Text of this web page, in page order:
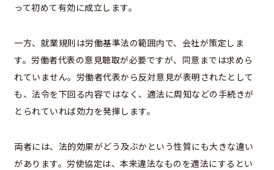
って初めて有効に成立します。
一方、就業規則は労働基準法の範囲内で、会社が策定しま
す。労働者代表の意見聴取が必要ですが、同意までは求めら
れていません。労働者代表から反対意見が表明されたとして
も、法令を下回る内容ではなく、適法に周知などの手続きが
とられていれば効力を発揮します。
両者には、法的効果がどう及ぶかという性質にも大きな違い
があります。労使協定は、本来違法なものを適法にするとい